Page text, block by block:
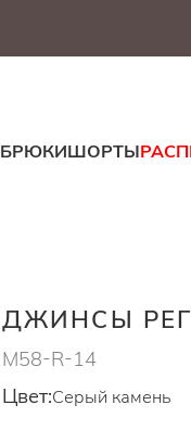
БРЮКИШОРТЫ
ДЖИНСЫ
M58-R-14
Цвет:Серый камень